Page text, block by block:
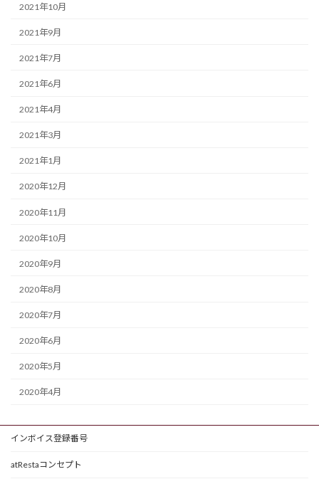
2021年10月
2021年9月
2021年7月
2021年6月
2021年4月
2021年3月
2021年1月
2020年12月
2020年11月
2020年10月
2020年9月
2020年8月
2020年7月
2020年6月
2020年5月
2020年4月
インボイス登録番号
atRestaコンセプト